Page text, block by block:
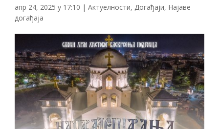
апр 24, 2025 у 17:10 | Актуелности, Догађаји, Најаве
догађаја